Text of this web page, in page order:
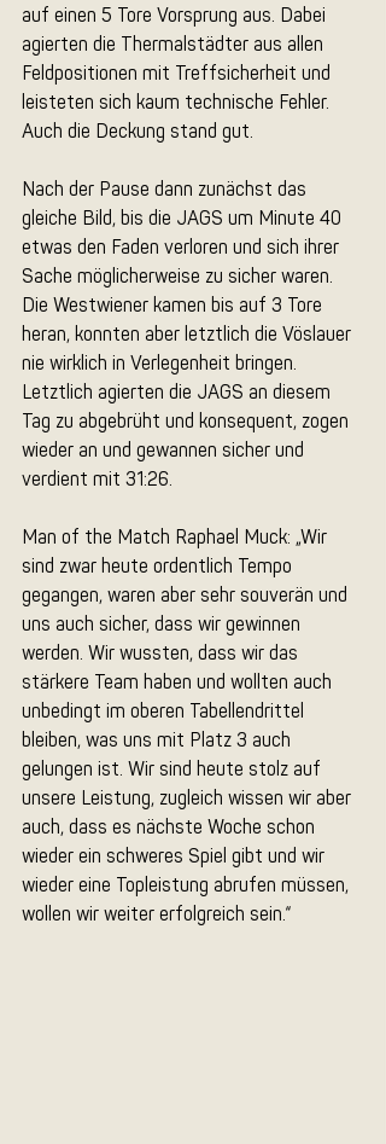
auf einen 5 Tore Vorsprung aus. Dabei
agierten die Thermalstädter aus allen
Feldpositionen mit Treffsicherheit und
leisteten sich kaum technische Fehler.
Auch die Deckung stand gut.
Nach der Pause dann zunächst das
gleiche Bild, bis die JAGS um Minute 40
etwas den Faden verloren und sich ihrer
Sache möglicherweise zu sicher waren.
Die Westwiener kamen bis auf 3 Tore
heran, konnten aber letztlich die Vöslauer
nie wirklich in Verlegenheit bringen.
Letztlich agierten die JAGS an diesem
Tag zu abgebrüht und konsequent, zogen
wieder an und gewannen sicher und
verdient mit 31:26.
Man of the Match Raphael Muck: „Wir
sind zwar heute ordentlich Tempo
gegangen, waren aber sehr souverän und
uns auch sicher, dass wir gewinnen
werden. Wir wussten, dass wir das
stärkere Team haben und wollten auch
unbedingt im oberen Tabellendrittel
bleiben, was uns mit Platz 3 auch
gelungen ist. Wir sind heute stolz auf
unsere Leistung, zugleich wissen wir aber
auch, dass es nächste Woche schon
wieder ein schweres Spiel gibt und wir
wieder eine Topleistung abrufen müssen,
wollen wir weiter erfolgreich sein.“